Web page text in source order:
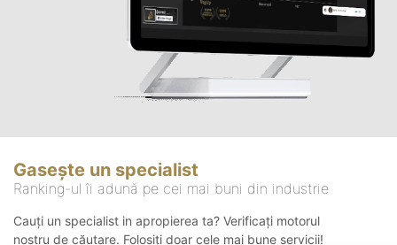
Gasește un specialist
Ranking-ul îi adună pe cei mai buni din industrie
Cauți un specialist in apropierea ta? Verificați motorul
nostru de căutare. Folosiți doar cele mai bune servicii!